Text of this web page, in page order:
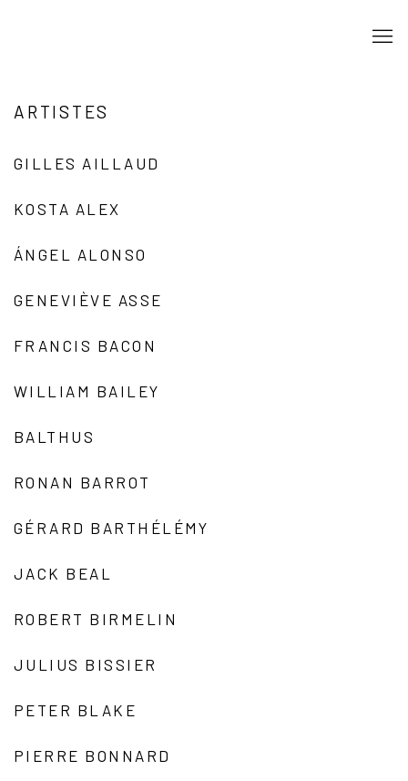
ARTISTES
GILLES AILLAUD
KOSTA ALEX
ÁNGEL ALONSO
GENEVIÈVE ASSE
FRANCIS BACON
WILLIAM BAILEY
BALTHUS
RONAN BARROT
GÉRARD BARTHÉLÉMY
JACK BEAL
ROBERT BIRMELIN
JULIUS BISSIER
PETER BLAKE
PIERRE BONNARD